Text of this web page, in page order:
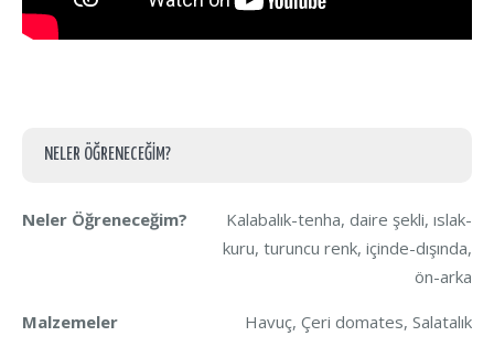
NELER ÖĞRENECEĞIM?
Neler Öğreneceğim?
Kalabalık-tenha, daire şekli, ıslak-
kuru, turuncu renk, içinde-dışında,
ön-arka
Malzemeler Havuç, Çeri domates, Salatalık